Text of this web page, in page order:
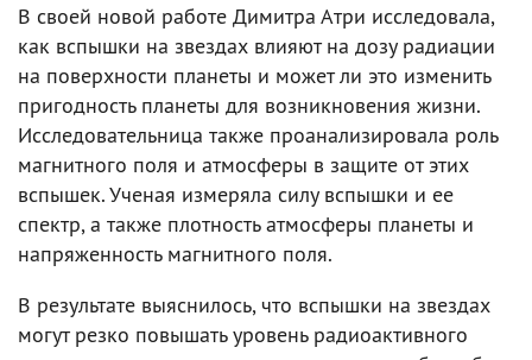
В своей новой работе Димитра Атри исследовала,
как вспышки на звездах влияют на дозу радиации
на поверхности планеты и может ли это изменить
пригодность планеты для возникновения жизни.
Исследовательница также проанализировала роль
магнитного поля и атмосферы в защите от этих
вспышек. Ученая измеряла силу вспышки и ее
спектр, а также плотность атмосферы планеты и
напряженность магнитного поля.
В результате выяснилось, что вспышки на звездах
могут резко повышать уровень радиоактивного